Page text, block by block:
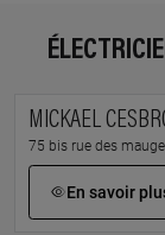
MICKAEL
75 bis rue des
En savoir